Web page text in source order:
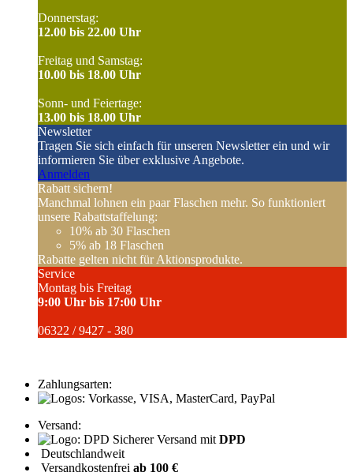
Donnerstag:
12.00 bis 22.00 Uhr
Freitag und Samstag:
10.00 bis 18.00 Uhr
Sonn- und Feiertage:
13.00 bis 18.00 Uhr
Newsletter
Tragen Sie sich einfach für unseren Newsletter ein und wir
informieren Sie über exklusive Angebote.
Anmelden
Rabatt sichern!
Manchmal lohnen ein paar Flaschen mehr. So funktioniert
unsere Rabattstaffelung:
10% ab 30 Flaschen
5% ab 18 Flaschen
Rabatte gelten nicht für Aktionsprodukte.
Service
Montag bis Freitag
9:00 Uhr bis 17:00 Uhr
06322 / 9427 - 380
Zahlungsarten:
Versand:
Sicherer Versand mit DPD
Deutschlandweit
Versandkostenfrei ab 100 €